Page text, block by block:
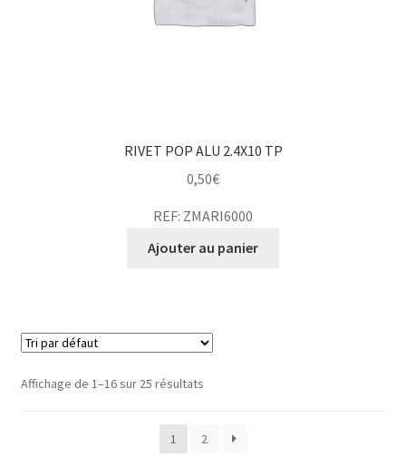
RIVET POP ALU 2.4X10 TP
0,50€
REF: ZMARI6000
Ajouter au panier
Affichage de 1–16 sur 25 résultats
1 2